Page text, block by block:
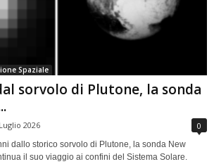
Spaziale
sorvolo di Plutone, la sonda
2026 0
dallo storico sorvolo di Plutone, la sonda New
il suo viaggio ai confini del Sistema Solare.